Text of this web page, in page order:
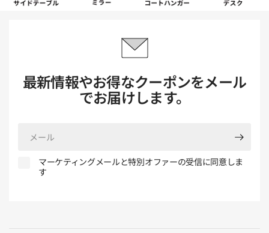
最新情報やお得なクーポンをメール
でお届けします。
マーケティングメールと特別オファーの受信に同意しま
す